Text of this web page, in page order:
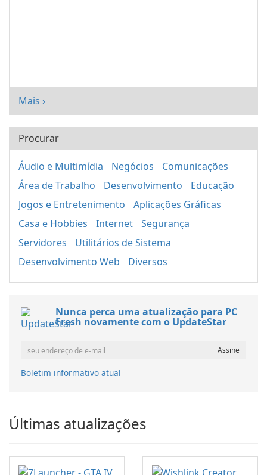
Mais ›
Procurar
Áudio e Multimídia Negócios
Comunicações
Área de Trabalho
Desenvolvimento
Educação
Jogos e Entretenimento
Aplicações Gráficas
Casa e Hobbies
Internet
Segurança
Servidores
Utilitários de Sistema
Desenvolvimento Web
Diversos
Nunca perca uma atualização para PC
Fresh novamente com o UpdateStar
Boletim informativo atual
Últimas atualizações